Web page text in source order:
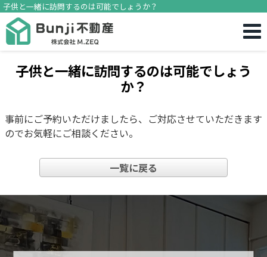
子供と一緒に訪問するのは可能でしょうか？
子供と一緒に訪問するのは可能でしょう
か？
事前にご予約いただけましたら、ご対応させていただきます
のでお気軽にご相談ください。
一覧に戻る